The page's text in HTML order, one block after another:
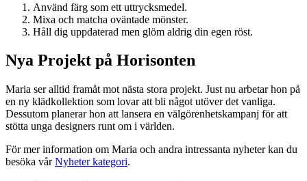
Använd färg som ett uttrycksmedel.
Mixa och matcha oväntade mönster.
Håll dig uppdaterad men glöm aldrig din egen röst.
Nya Projekt på Horisonten
Maria ser alltid framåt mot nästa stora projekt. Just nu arbetar hon på
en ny klädkollektion som lovar att bli något utöver det vanliga.
Dessutom planerar hon att lansera en välgörenhetskampanj för att
stötta unga designers runt om i världen.
För mer information om Maria och andra intressanta nyheter kan du
besöka vårNyheter kategori.